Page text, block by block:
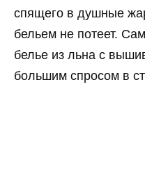
спящего в душные
бельем не потеет.
белье из льна с
большим спросом в